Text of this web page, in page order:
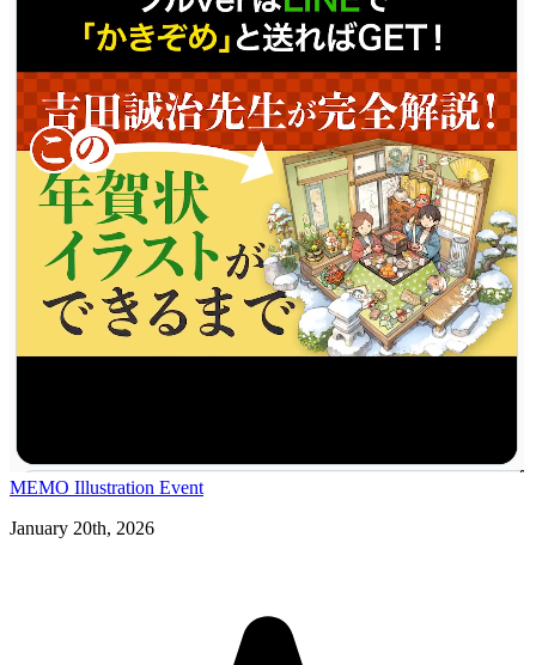
MEMO Illustration Event
January 20th, 2026